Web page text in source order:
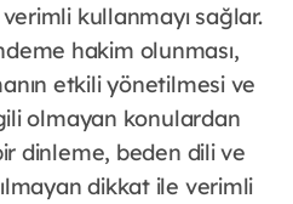
kullanmayı sağlar.
hakim olunması,
etkili yönetilmesi ve
olmayan konulardan
dinleme, beden dili ve
dikkat ile verimli